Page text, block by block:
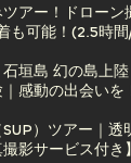
垣島の釣り体験
アー！ドローン
も可能！(2.5時
アー！ドローン
石垣島 幻の島上
感動の出会いを
垣島 幻の島上
）ツアー｜
影サービス付き】